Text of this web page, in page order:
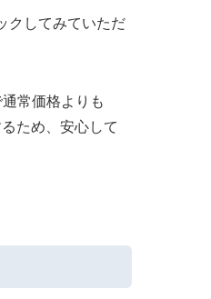
クしてみていただ
常価格よりも
ため、安心して